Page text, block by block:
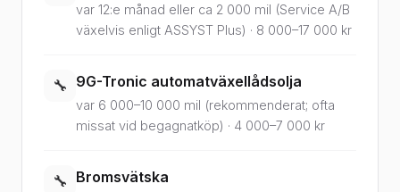
var 12:e månad eller ca 2 000 mil (Service A/B
växelvis enligt ASSYST Plus) · 8 000–17 000 kr
🔧 9G-Tronic automatväxellådsolja
var 6 000–10 000 mil (rekommenderat; ofta
missat vid begagnatköp) · 4 000–7 000 kr
🔧 Bromsvätska